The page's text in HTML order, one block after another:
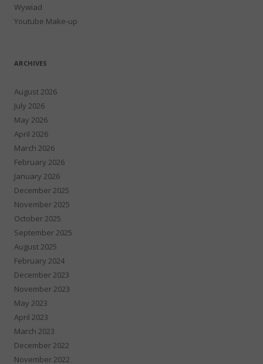
Wywiad
Youtube Make-up
ARCHIVES
August 2026
July 2026
May 2026
April 2026
March 2026
February 2026
January 2026
December 2025
November 2025
October 2025
September 2025
August 2025
February 2024
December 2023
November 2023
May 2023
April 2023
March 2023
December 2022
November 2022